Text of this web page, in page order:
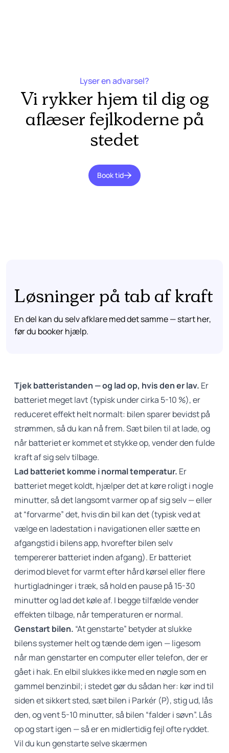
Lyser en advarsel?
Vi rykker hjem til dig og
aflæser fejlkoderne på
stedet
Book tid
Løsninger på tab af kraft
En del kan du selv afklare med det samme — start her,
før du booker hjælp.
Tjek batteristanden — og lad op, hvis den er lav. Er
batteriet meget lavt (typisk under cirka 5-10 %), er
reduceret effekt helt normalt: bilen sparer bevidst på
strømmen, så du kan nå frem. Sæt bilen til at lade, og
når batteriet er kommet et stykke op, vender den fulde
kraft af sig selv tilbage.
Lad batteriet komme i normal temperatur. Er
batteriet meget koldt, hjælper det at køre roligt i nogle
minutter, så det langsomt varmer op af sig selv — eller
at “forvarme” det, hvis din bil kan det (typisk ved at
vælge en ladestation i navigationen eller sætte en
afgangstid i bilens app, hvorefter bilen selv
tempererer batteriet inden afgang). Er batteriet
derimod blevet for varmt efter hård kørsel eller flere
hurtigladninger i træk, så hold en pause på 15-30
minutter og lad det køle af. I begge tilfælde vender
effekten tilbage, når temperaturen er normal.
Genstart bilen. “At genstarte” betyder at slukke
bilens systemer helt og tænde dem igen — ligesom
når man genstarter en computer eller telefon, der er
gået i hak. En elbil slukkes ikke med en nøgle som en
gammel benzinbil; i stedet gør du sådan her: kør ind til
siden et sikkert sted, sæt bilen i Parkér (P), stig ud, lås
den, og vent 5-10 minutter, så bilen “falder i søvn”. Lås
op og start igen — så er en midlertidig fejl ofte ryddet.
Vil du kun genstarte selve skærmen